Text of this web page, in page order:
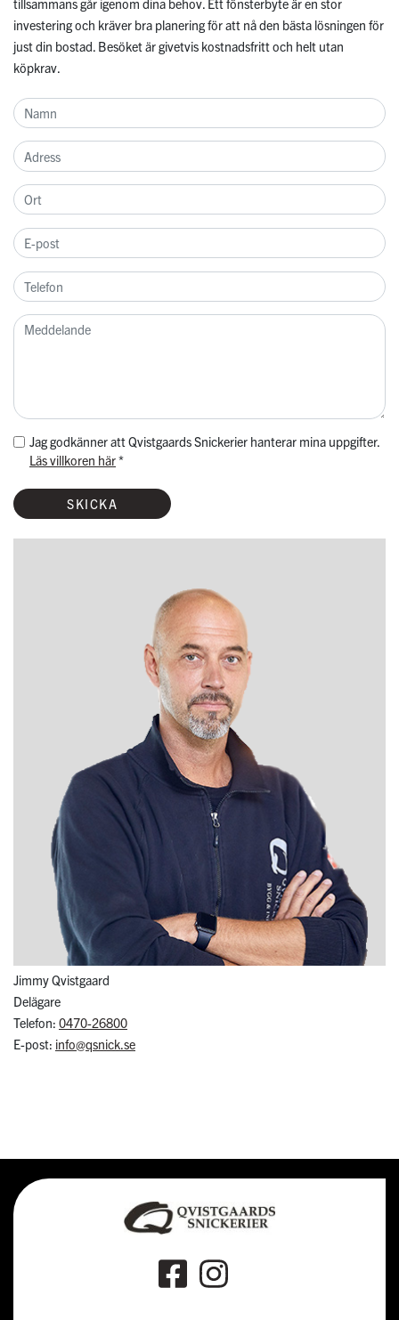
tillsammans går igenom dina behov. Ett fönsterbyte är en stor
investering och kräver bra planering för att nå den bästa lösningen för
just din bostad. Besöket är givetvis kostnadsfritt och helt utan
köpkrav.
Jag godkänner att Qvistgaards Snickerier hanterar mina uppgifter.
Läs villkoren här*
Jimmy Qvistgaard
Delägare
Telefon: 0470-26800
E-post: info@qsnick.se